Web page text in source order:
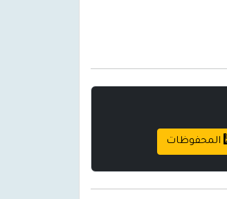
المحفوظات